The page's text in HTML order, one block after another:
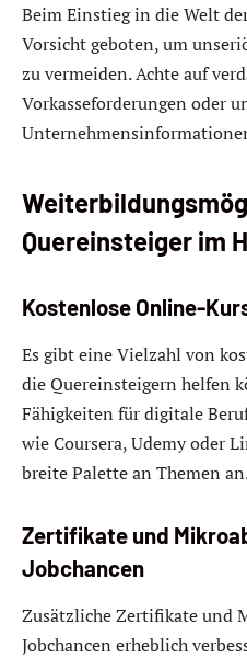
Beim Einstieg in die Welt
Vorsicht geboten, um
zu vermeiden. Achte auf
Vorkasseforderungen oder
Quereinsteiger im
Kostenlose Online-
Es gibt eine Vielzahl von
die Quereinsteigern helfen
Fähigkeiten für digitale
wie Coursera, Udemy oder
breite Palette an Themen
Zertifikate und
Jobchancen
Zusätzliche Zertifikate und
Jobchancen erheblich